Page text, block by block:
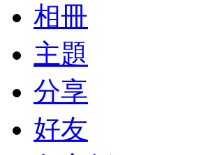
相冊
主題
分享
好友